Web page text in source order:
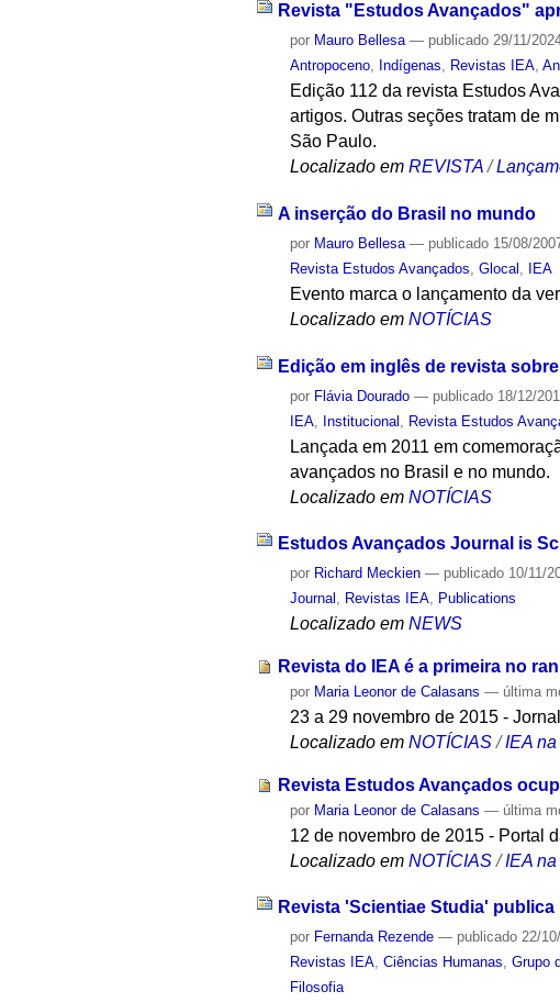
Revista "Estudos Avançados"
por Mauro Bellesa — publicado 29/11/
Antropoceno, Indígenas, Revistas IEA,
Edição 112 da revista Estudos
artigos. Outras seções tratam de
São Paulo.
Localizado em REVISTA /
A inserção do Brasil no mundo
por Mauro Bellesa — publicado 15/08/
Revista Estudos Avançados ,Glocal IEA
Evento marca o lançamento da
Localizado em NOTÍCIAS
Edição em inglês de revista
por Flávia Dourado — publicado 18/12/
IEA Institucional Revista Estudos
Lançada em 2011 em
avançados no Brasil e no mundo.
Localizado em NOTÍCIAS
Estudos Avançados Journal is
por Richard Meckien — publicado 10/11/
Journal , Revistas IEA, Publications
Localizado em NEWS
Revista do IEA é a primeira no
por Maria Leonor de Calasans — última
23 a 29 novembro de 2015 -
Localizado em NOTÍCIAS /IEA
Revista Estudos Avançados
por Maria Leonor de Calasans — última
12 de novembro de 2015 - Portal
Localizado em NOTÍCIAS /IEA
Revista 'Scientiae Studia'
por Fernanda Rezende — publicado 22/
Revistas IEA,Ciências Humanas,Grupo
Filosofia